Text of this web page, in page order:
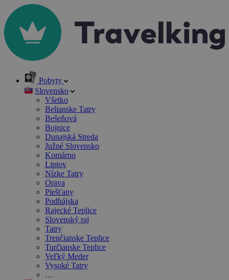
Pobyty
Slovensko
Všetko
Belianske Tatry
Bešeňová
Bojnice
Dunajská Streda
Južné Slovensko
Komárno
Liptov
Nízke Tatry
Orava
Piešťany
Podhájska
Rajecké Teplice
Slovenský raj
Tatry
Trenčianske Teplice
Turčianske Teplice
Veľký Meder
Vysoké Tatry
…